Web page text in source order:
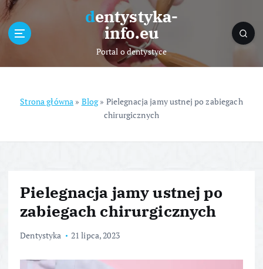
e
dentystyka-
info.eu
Portal o dentystyce
Strona główna » Blog» Pielegnacja jamy ustnej po zabiegach
chirurgicznych
Pielegnacja jamy ustnej po
zabiegach chirurgicznych
Dentystyka 21 lipca, 2023